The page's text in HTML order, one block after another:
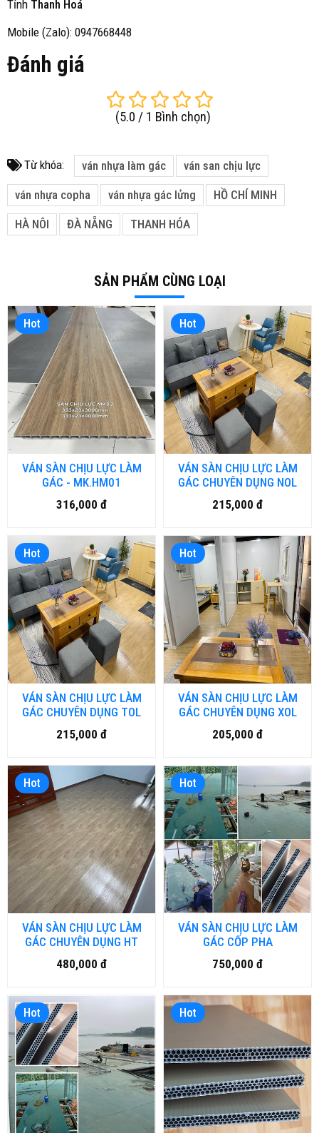
Tỉnh Thanh Hoá
Mobile (Zalo): 0947668448
Đánh giá
(5.0 / 1 Bình chọn)
Từ khóa: ván nhựa làm gác ván san chịu lực
ván nhựa copha ván nhựa gác lửng HỒ CHÍ MINH
HÀ NÔI ĐÀ NẴNG THANH HÓA
SẢN PHẨM CÙNG LOẠI
Hot
VÁN SÀN CHỊU LỰC LÀM
GÁC - MK.HM01
316,000 đ
Hot
VÁN SÀN CHỊU LỰC LÀM
GÁC CHUYÊN DỤNG NOL
215,000 đ
Hot
VÁN SÀN CHỊU LỰC LÀM
GÁC CHUYÊN DỤNG TOL
215,000 đ
Hot
VÁN SÀN CHỊU LỰC LÀM
GÁC CHUYÊN DỤNG XOL
205,000 đ
Hot
VÁN SÀN CHỊU LỰC LÀM
GÁC CHUYÊN DỤNG HT
480,000 đ
Hot
VÁN SÀN CHỊU LỰC LÀM
GÁC CỐP PHA
750,000 đ
Hot Hot